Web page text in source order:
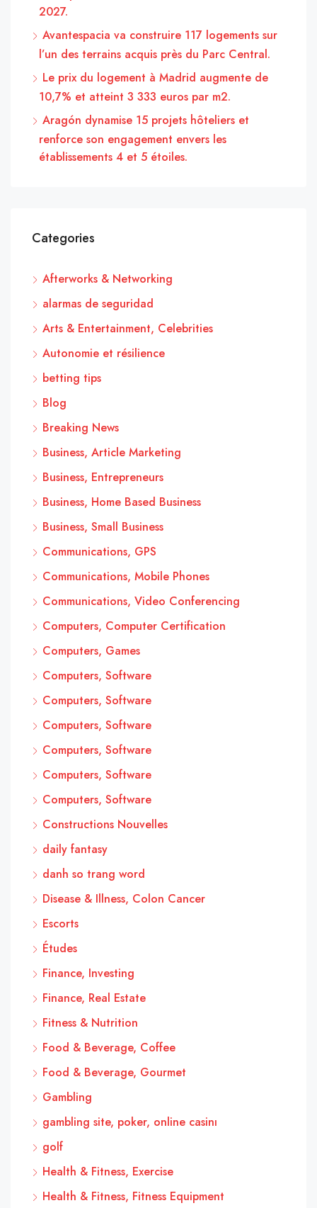
2027.
Avantespacia va construire 117 logements sur
l’un des terrains acquis près du Parc Central.
Le prix du logement à Madrid augmente de
10,7% et atteint 3 333 euros par m2.
Aragón dynamise 15 projets hôteliers et
renforce son engagement envers les
établissements 4 et 5 étoiles.
Categories
Afterworks & Networking
alarmas de seguridad
Arts & Entertainment, Celebrities
Autonomie et résilience
betting tips
Blog
Breaking News
Business, Article Marketing
Business, Entrepreneurs
Business, Home Based Business
Business, Small Business
Communications, GPS
Communications, Mobile Phones
Communications, Video Conferencing
Computers, Computer Certification
Computers, Games
Computers, Software
Computers, Software
Computers, Software
Computers, Software
Computers, Software
Computers, Software
Constructions Nouvelles
daily fantasy
danh so trang word
Disease & Illness, Colon Cancer
Escorts
Études
Finance, Investing
Finance, Real Estate
Fitness & Nutrition
Food & Beverage, Coffee
Food & Beverage, Gourmet
Gambling
gambling site, poker, online casinı
golf
Health & Fitness, Exercise
Health & Fitness, Fitness Equipment